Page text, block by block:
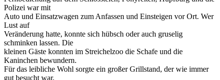
Polizei war mit
Auto und Einsatzwagen zum Anfassen und Einsteigen vor Ort. Wer
Lust auf
Veränderung hatte, konnte sich hübsch oder auch gruselig
schminken lassen. Die
kleinen Gäste konnten im Streichelzoo die Schafe und die
Kaninchen bewundern.
Für das leibliche Wohl sorgte ein großer Grillstand, der wie immer
gut besucht war.